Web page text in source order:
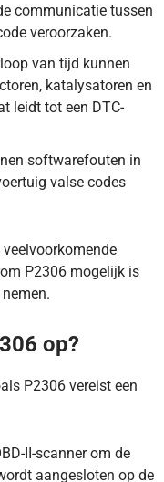
communicatie tussen
veroorzaken.
van tijd kunnen
katalysatoren en
leidt tot een DTC-
softwarefouten in
valse codes
P2306 mogelijk is
op?
P2306 vereist een
II-scanner om de
aangesloten op de